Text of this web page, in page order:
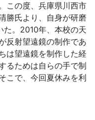
この度、兵庫県川西市
勝氏より、自身が研磨
た。2010年、本校の天
反射望遠鏡の制作であ
は望遠鏡を制作した経
るためは自らの手で制
こで、今回夏休みを利